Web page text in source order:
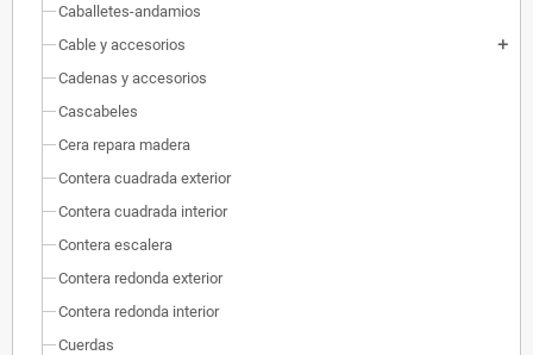
Caballetes-andamios
Cable y accesorios
add
Cadenas y accesorios
Cascabeles
Cera repara madera
Contera cuadrada exterior
Contera cuadrada interior
Contera escalera
Contera redonda exterior
Contera redonda interior
Cuerdas